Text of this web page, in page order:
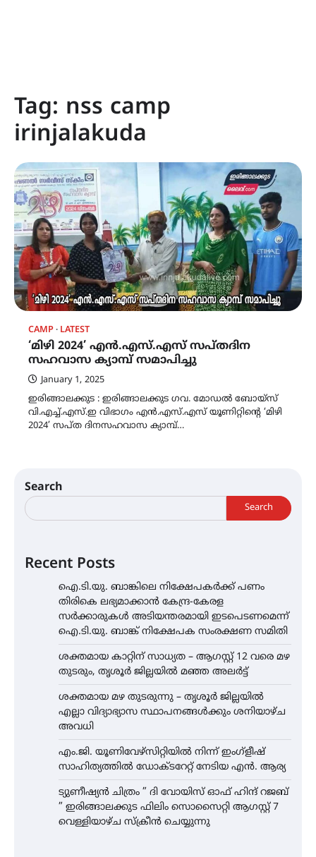
Tag: nss camp
irinjalakuda
CAMP LATEST
‘മിഴി 2024’ എൻ.എസ്.എസ് സപ്തദിന
സഹവാസ ക്യാമ്പ് സമാപിച്ചു
January 1, 2025
ഇരിങ്ങാലക്കുട : ഇരിങ്ങാലക്കുട ഗവ. മോഡൽ ബോയ്സ്
വി.എച്ച്.എസ്.ഇ വിഭാഗം എൻ.എസ്.എസ് യൂണിറ്റിന്റെ ‘മിഴി
2024’ സപ്ത ദിനസഹവാസ ക്യാമ്പ്…
Search
Search
Recent Posts
ഐ.ടി.യു. ബാങ്കിലെ നിക്ഷേപകർക്ക് പണം
തിരികെ ലഭ്യമാക്കാൻ കേന്ദ്ര-കേരള
സർക്കാരുകൾ അടിയന്തരമായി ഇടപെടണമെന്ന്
ഐ.ടി.യു. ബാങ്ക് നിക്ഷേപക സംരക്ഷണ സമിതി
ശക്തമായ കാറ്റിന് സാധ്യത – ആഗസ്റ്റ് 12 വരെ മഴ
തുടരും, തൃശൂർ ജില്ലയിൽ മഞ്ഞ അലർട്ട്
ശക്തമായ മഴ തുടരുന്നു – തൃശൂർ ജില്ലയിൽ
എല്ലാ വിദ്യാഭ്യാസ സ്ഥാപനങ്ങൾക്കും ശനിയാഴ്ച
അവധി
എം.ജി. യൂണിവേഴ്‌സിറ്റിയിൽ നിന്ന് ഇംഗ്ളീഷ്
സാഹിത്യത്തിൽ ഡോക്ടറേറ്റ് നേടിയ എൻ. ആര്യ
ട്യുണീഷ്യൻ ചിത്രം ” ദി വോയിസ് ഓഫ് ഹിന്ദ് റജബ്
” ഇരിങ്ങാലക്കുട ഫിലിം സൊസൈറ്റി ആഗസ്റ്റ് 7
വെള്ളിയാഴ്ച സ്‌ക്രീൻ ചെയ്യുന്നു